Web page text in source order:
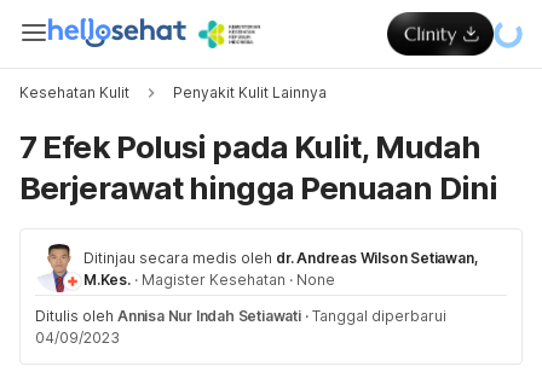
Kesehatan Kulit Penyakit Kulit Lainnya
7 Efek Polusi pada Kulit, Mudah
Berjerawat hingga Penuaan Dini
Ditinjau secara medis oleh dr. Andreas Wilson Setiawan,
M.Kes. · Magister Kesehatan · None
Ditulis oleh Annisa Nur Indah Setiawati · Tanggal diperbarui
04/09/2023